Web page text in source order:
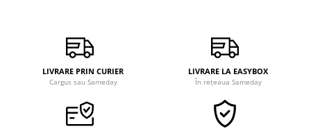
LIVRARE PRIN CURIER
Cargus sau Sameday
LIVRARE LA EASYBOX
În rețeaua Sameday